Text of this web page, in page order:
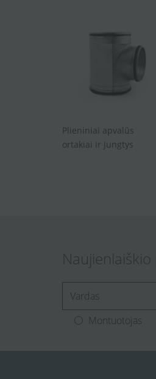
Plieniniai apvalūs
ortakiai ir jungtys
Montuotojas